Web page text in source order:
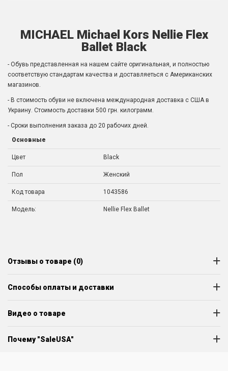
MICHAEL Michael Kors Nellie Flex
Ballet Black
- Обувь представленная на нашем сайте оригинальная, и полностью
соответствую стандартам качества и доставляеться с Американских
магазинов.
- В стоимость обуви не включена международная доставка с США в
Украину. Стоимость доставки 500 грн. килограмм.
- Сроки выполнения заказа до 20 рабочих дней.
Основные
Цвет Black
Пол Женский
Код товара 1043586
Модель: Nellie Flex Ballet
Отзывы о товаре (0)
Способы оплаты и доставки
Видео о товаре
Почему "SaleUSA"